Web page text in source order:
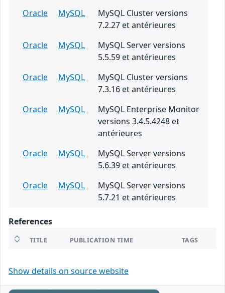
Oracle
MySQL
MySQL Cluster versions
7.2.27 et antérieures
Oracle
MySQL
MySQL Server versions
5.5.59 et antérieures
Oracle
MySQL
MySQL Cluster versions
7.3.16 et antérieures
Oracle
MySQL
MySQL Enterprise Monitor
versions 3.4.5.4248 et
antérieures
Oracle
MySQL
MySQL Server versions
5.6.39 et antérieures
Oracle
MySQL
MySQL Server versions
5.7.21 et antérieures
References
TITLE PUBLICATION TIME TAGS
Show details on source website